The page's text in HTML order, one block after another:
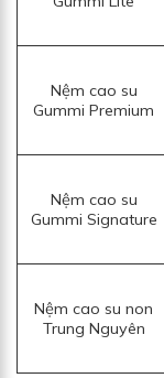
Nệm cao su
Gummi Premium
Nệm cao su
Gummi Signature
Nệm cao su non
Trung Nguyên